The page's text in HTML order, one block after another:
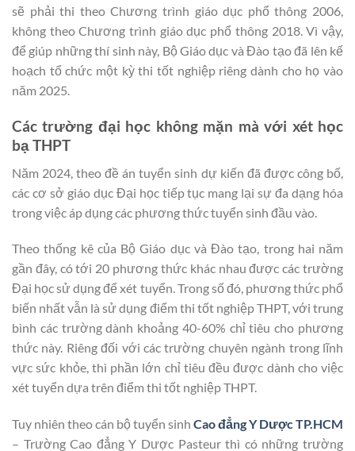
sẽ phải thi theo Chương trình giáo dục phổ thông 2006,
không theo Chương trình giáo dục phổ thông 2018. Vì vậy,
để giúp những thí sinh này, Bộ Giáo dục và Đào tạo đã lên kế
hoạch tổ chức một kỳ thi tốt nghiệp riêng dành cho họ vào
năm 2025.
Các trường đại học không mặn mà với xét học
bạ THPT
Năm 2024, theo đề án tuyển sinh dự kiến đã được công bố,
các cơ sở giáo dục Đại học tiếp tục mang lại sự đa dạng hóa
trong việc áp dụng các phương thức tuyển sinh đầu vào.
Theo thống kê của Bộ Giáo dục và Đào tạo, trong hai năm
gần đây, có tới 20 phương thức khác nhau được các trường
Đại học sử dụng để xét tuyển. Trong số đó, phương thức phổ
biến nhất vẫn là sử dụng điểm thi tốt nghiệp THPT, với trung
bình các trường dành khoảng 40-60% chỉ tiêu cho phương
thức này. Riêng đối với các trường chuyên ngành trong lĩnh
vực sức khỏe, thì phần lớn chỉ tiêu đều được dành cho việc
xét tuyển dựa trên điểm thi tốt nghiệp THPT.
Tuy nhiên theo cán bộ tuyển sinh Cao đẳng Y Dược TP.HCM
– Trường Cao đẳng Y Dược Pasteur thì có những trường